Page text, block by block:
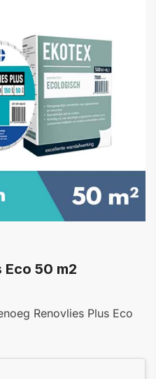
Eco 50 m2
Renovlies Plus Eco